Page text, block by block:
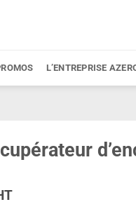
L’ENTREPRISE